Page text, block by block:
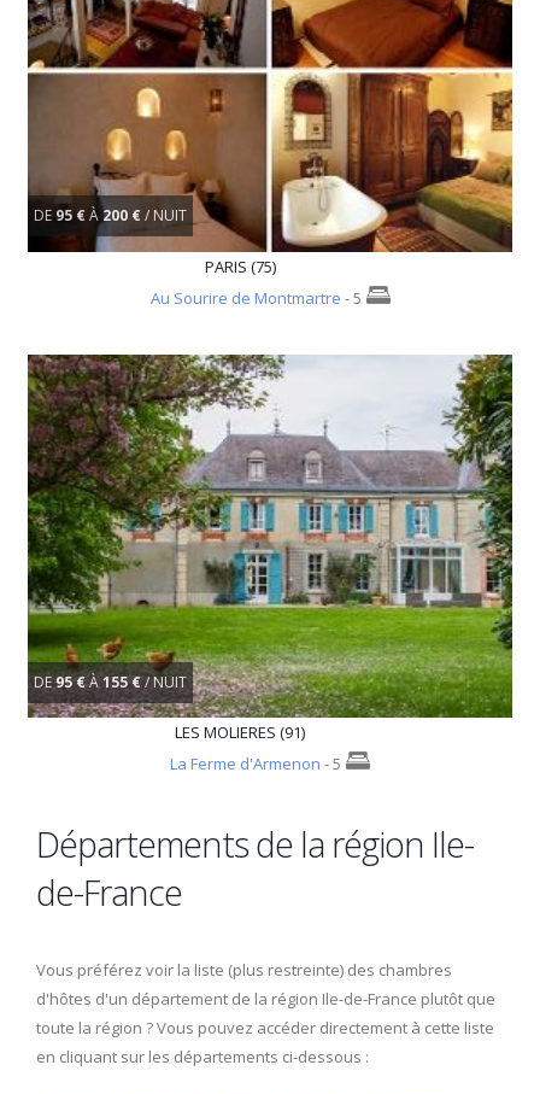
DE 95 €À 200 €/ NUIT
PARIS (75)
Au Sourire de Montmartre - 5
DE95 €À155 €/ NUIT
LES MOLIERES (91)
La Ferme d'Armenon - 5
Départements de la région Ile-
de-France
Vous préférez voir la liste (plus restreinte) des chambres
d'hôtes d'un département de la région Ile-de-France plutôt que
toute la région ? Vous pouvez accéder directement à cette liste
en cliquant sur les départements ci-dessous :